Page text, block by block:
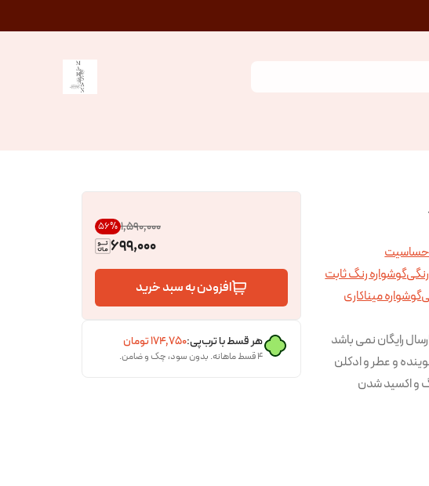
گوشواره رنگ ثابت
گوشواره میناکاری
رایگان نمی باشد
و عطر و ادکلن
و اکسید شدن
۱٬۵۹۰٬۰۰۰ 56%
699,000
افزودن به سبد خرید
هر قسط با ترب‌پی:۱۷۴٬۷۵۰تومان
۴ قسط ماهانه. بدون سود، چک و ضامن.